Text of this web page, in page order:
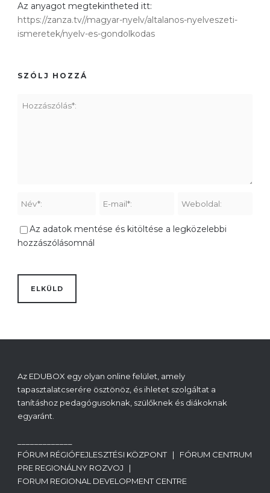
Az anyagot megtekintheted itt:
https://zanza.tv//magyar-nyelv/altalanos-nyelveszeti-
ismeretek/nyelv-es-gondolkodas
SZÓLJ HOZZÁ
Az adatok mentése és kitöltése a legközelebbi
hozzászólásomnál
Az EDUBOX egy olyan online felület, amely
tapasztalatcserére ösztönöz, és ihletet szolgáltat a
tanításhoz pedagógusoknak, szülőknek és diákoknak
egyaránt.
FÓRUM RÉGIÓFEJLESZTÉSI KÖZPONT | FÓRUM CENTRUM
PRE REGIONÁLNY ROZVOJ |
FORUM REGIONAL DEVELOPMENT CENTRE